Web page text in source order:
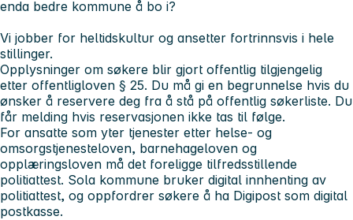
enda bedre kommune å bo i?
Vi jobber for heltidskultur og ansetter fortrinnsvis i hele
stillinger.
Opplysninger om søkere blir gjort offentlig tilgjengelig
etter offentligloven § 25. Du må gi en begrunnelse hvis du
ønsker å reservere deg fra å stå på offentlig søkerliste. Du
får melding hvis reservasjonen ikke tas til følge.
For ansatte som yter tjenester etter helse- og
omsorgstjenesteloven, barnehageloven og
opplæringsloven må det foreligge tilfredsstillende
politiattest. Sola kommune bruker digital innhenting av
politiattest, og oppfordrer søkere å ha Digipost som digital
postkasse.